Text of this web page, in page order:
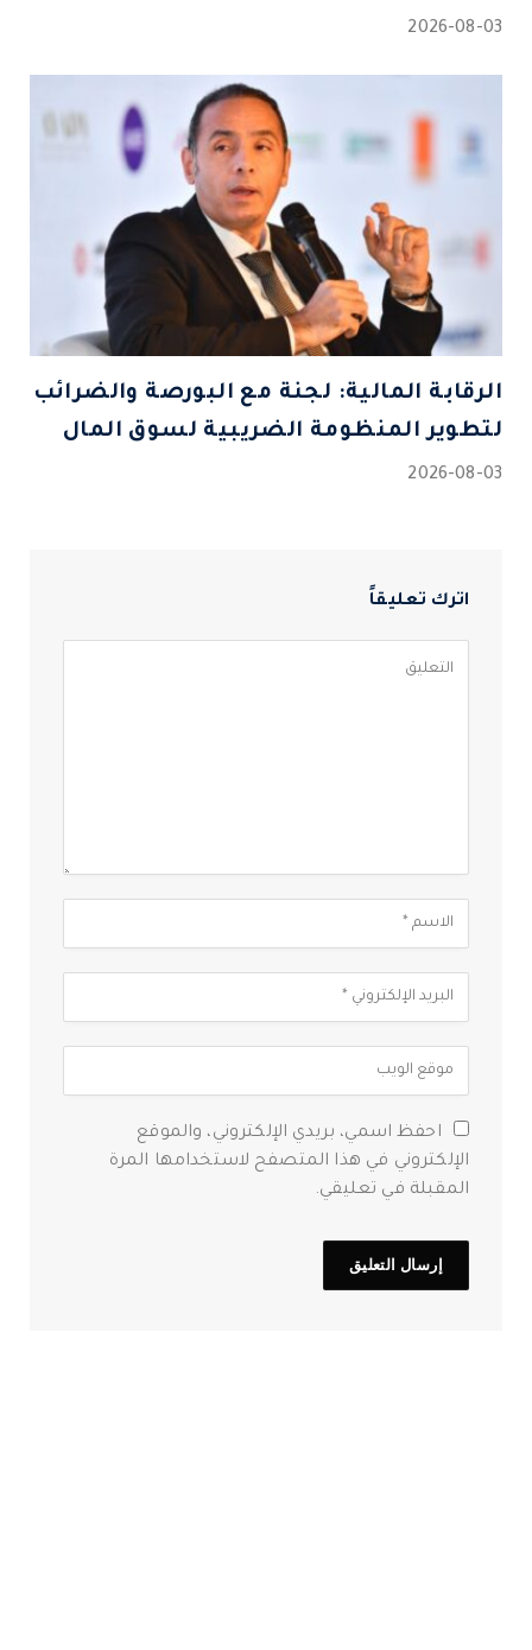
2026-08-03
الرقابة المالية: لجنة مع البورصة والضرائب
لتطوير المنظومة الضريبية لسوق المال
2026-08-03
اترك تعليقاً
احفظ اسمي، بريدي الإلكتروني، والموقع
الإلكتروني في هذا المتصفح لاستخدامها المرة
المقبلة في تعليقي.